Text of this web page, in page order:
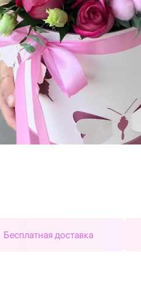
Бесплатная доставка